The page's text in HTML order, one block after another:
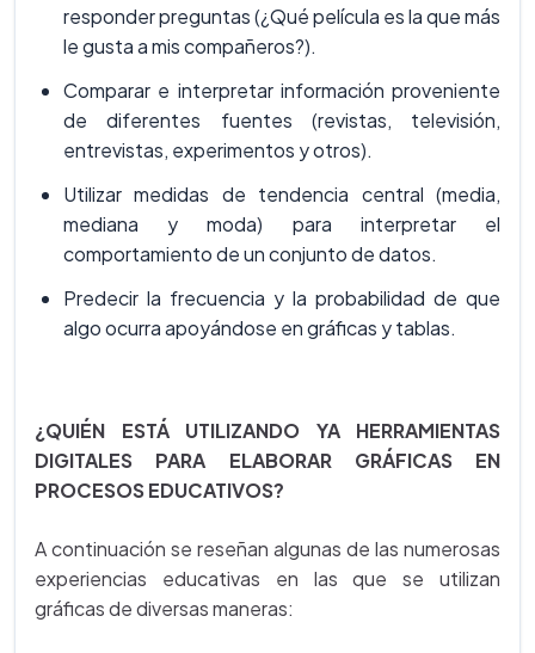
responder preguntas (¿Qué película es la que más
le gusta a mis compañeros?).
Comparar e interpretar información proveniente
de diferentes fuentes (revistas, televisión,
entrevistas, experimentos y otros).
Utilizar medidas de tendencia central (media,
mediana y moda) para interpretar el
comportamiento de un conjunto de datos.
Predecir la frecuencia y la probabilidad de que
algo ocurra apoyándose en gráficas y tablas.
¿QUIÉN ESTÁ UTILIZANDO YA HERRAMIENTAS
DIGITALES PARA ELABORAR GRÁFICAS EN
PROCESOS EDUCATIVOS?
A continuación se reseñan algunas de las numerosas
experiencias educativas en las que se utilizan
gráficas de diversas maneras: